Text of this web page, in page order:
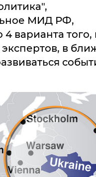
МИД РФ,
4 варианта того,
в